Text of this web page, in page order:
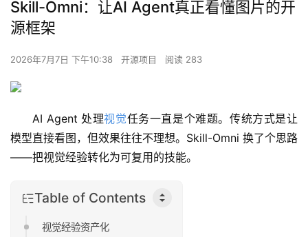
Skill-Omni：让AI Agent真正看懂图片的开
源框架
2026年7月7日 下午10:38 开源项目 阅读 283
AI Agent 处理视觉任务一直是个难题。传统方式是让
模型直接看图，但效果往往不理想。Skill-Omni 换了个思路
——把视觉经验转化为可复用的技能。
Table of Contents
视觉经验资产化